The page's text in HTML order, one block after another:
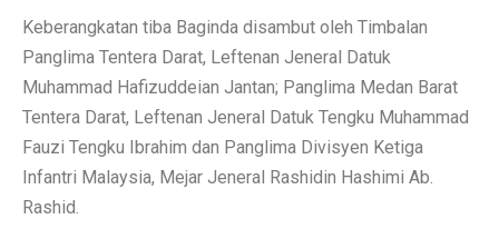
Keberangkatan tiba Baginda disambut oleh Timbalan
Panglima Tentera Darat, Leftenan Jeneral Datuk
Muhammad Hafizuddeian Jantan; Panglima Medan Barat
Tentera Darat, Leftenan Jeneral Datuk Tengku Muhammad
Fauzi Tengku Ibrahim dan Panglima Divisyen Ketiga
Infantri Malaysia, Mejar Jeneral Rashidin Hashimi Ab.
Rashid.